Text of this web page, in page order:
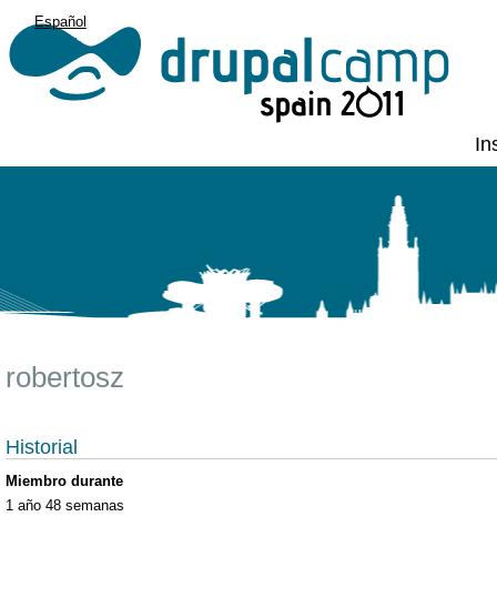
Español
English
robertosz
Historial
Miembro durante
1 año 48 semanas